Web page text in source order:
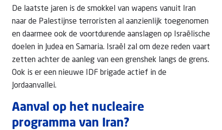
De laatste jaren is de smokkel van wapens vanuit Iran
naar de Palestijnse terroristen al aanzienlijk toegenomen
en daarmee ook de voortdurende aanslagen op Israëlische
doelen in Judea en Samaria. Israël zal om deze reden vaart
zetten achter de aanleg van een grenshek langs de grens.
Ook is er een nieuwe IDF brigade actief in de
Jordaanvallei.
Aanval op het nucleaire
programma van Iran?